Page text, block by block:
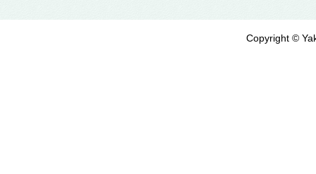
Copyright ©